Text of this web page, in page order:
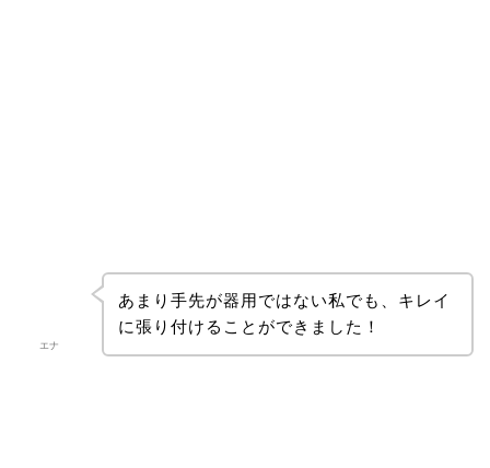
エナ
あまり手先が器用ではない私でも、キレイ
に張り付けることができました！